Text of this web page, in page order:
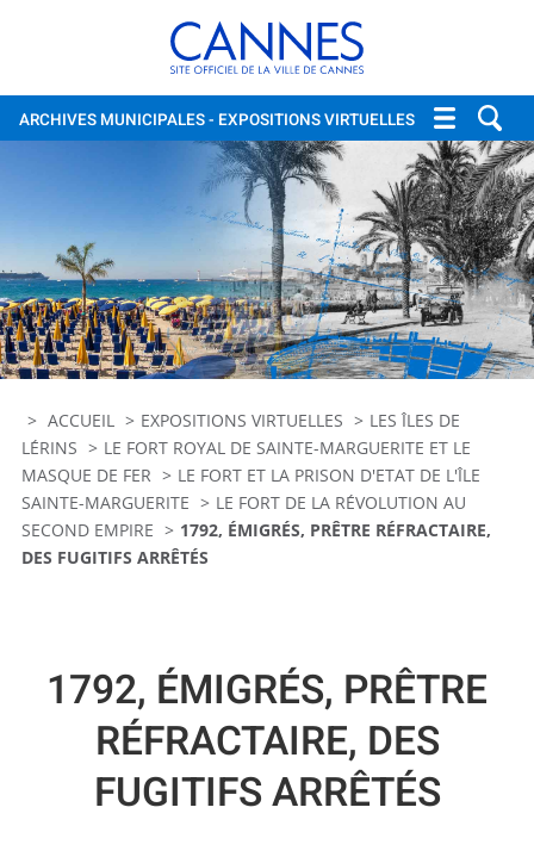
Cannes, site officiel de la
ARCHIVES MUNICIPALES- EXPOSITIONS VIRTUELLES
ACCUEIL EXPOSITIONS VIRTUELLES
LES ÎLES DE
LÉRINS
LE FORT ROYAL DE SAINTE-MARGUERITE ET LE
MASQUE DE FER
LE FORT ET LA PRISON D'ETAT DE L'ÎLE
SAINTE-MARGUERITE
LE FORT DE LA RÉVOLUTION AU
SECOND EMPIRE
1792, ÉMIGRÉS, PRÊTRE RÉFRACTAIRE,
DES FUGITIFS ARRÊTÉS
1792, ÉMIGRÉS, PRÊTRE
RÉFRACTAIRE, DES
FUGITIFS ARRÊTÉS